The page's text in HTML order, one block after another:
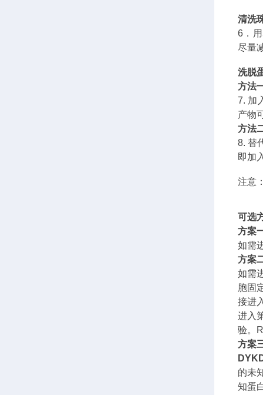
清洗
6．
尽量
洗脱
方法
7. 加
产物
方法
8. 替
即加
注意
可选
方案
如需
方案
如需
胞固
接进
进入
验。
方案
的未
知蛋